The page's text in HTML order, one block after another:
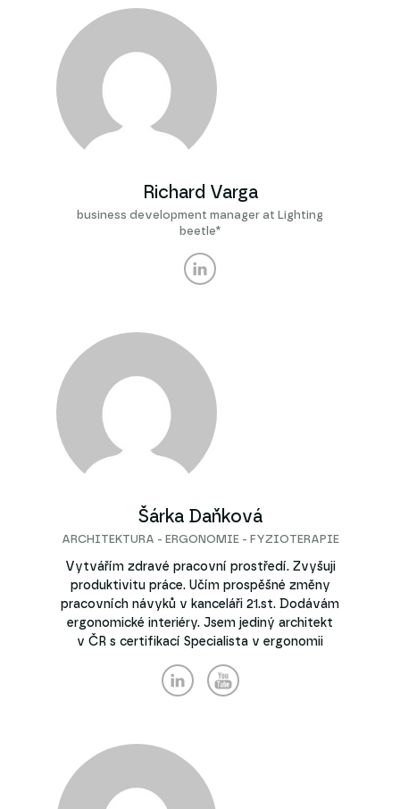
Richard Varga
business development manager at Lighting
beetle*
Šárka Daňková
ARCHITEKTURA - ERGONOMIE - FYZIOTERAPIE
Vytvářím zdravé pracovní prostředí. Zvyšuji
produktivitu práce. Učím prospěšné změny
pracovních návyků v kanceláři 21.st. Dodávám
ergonomické interiéry. Jsem jediný architekt
v ČR s certifikací Specialista v ergonomii